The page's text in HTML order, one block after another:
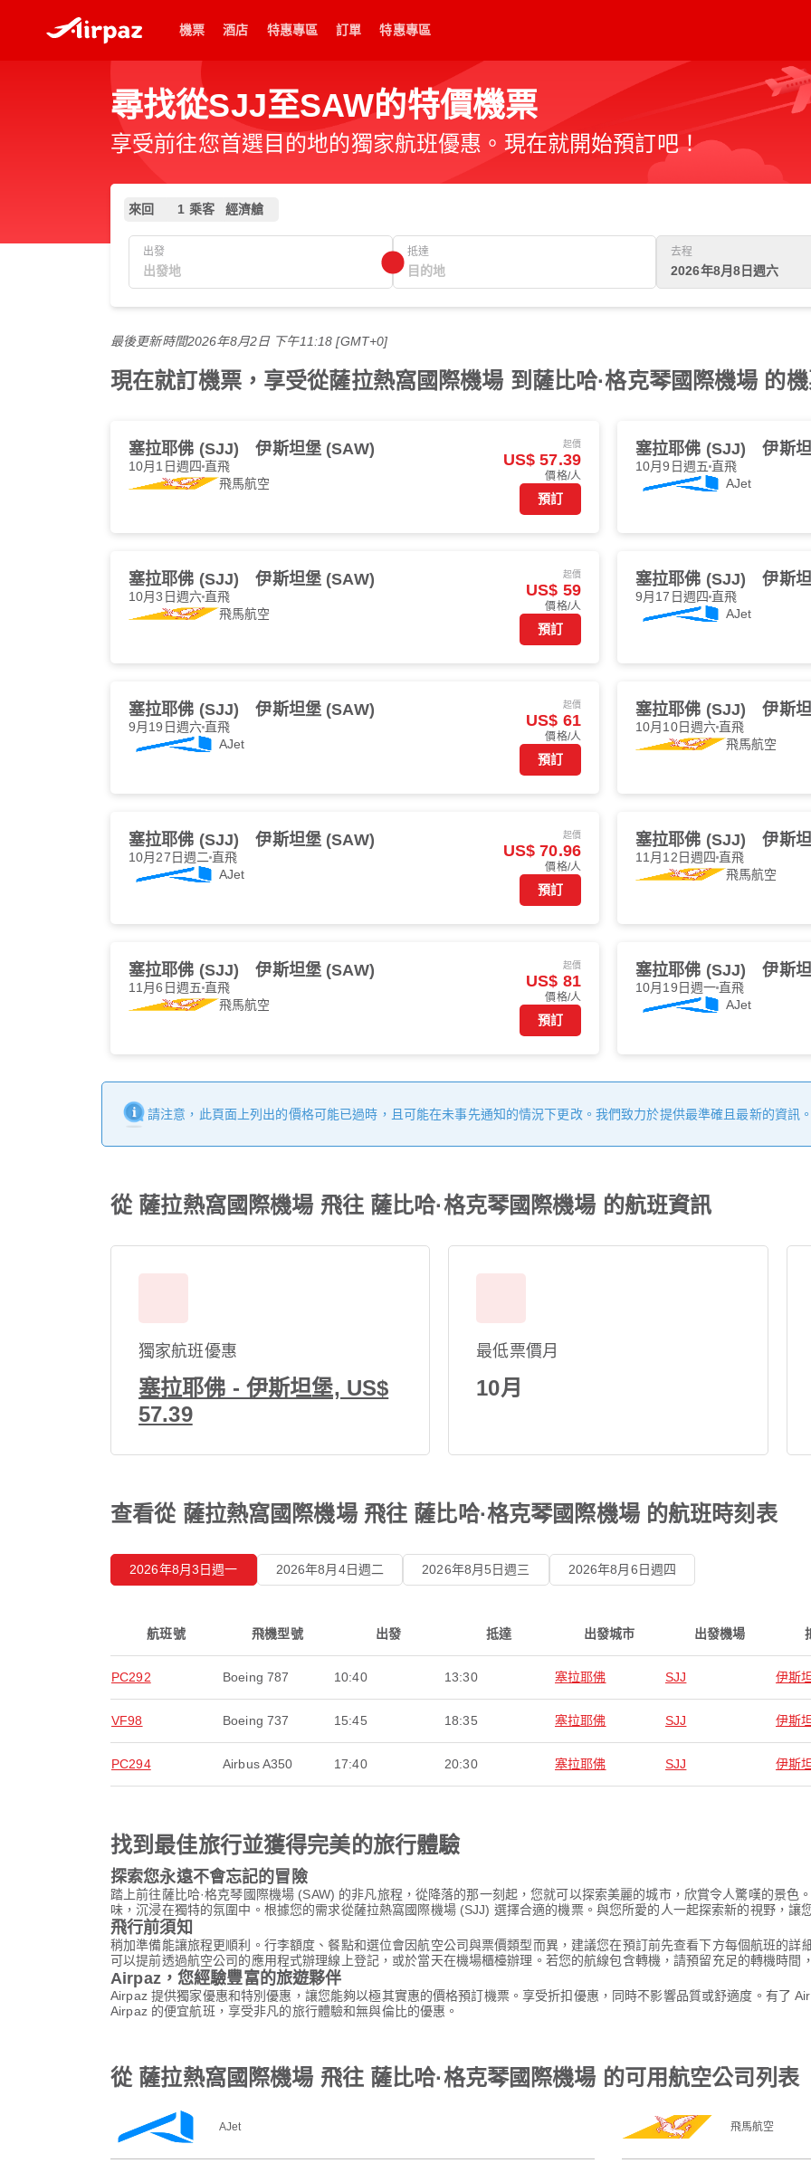
機票 酒店 特惠專區 訂單 特惠專區
尋找從SJJ至SAW的特價機票
享受前往您首選目的地的獨家航班優惠。現在就開始預訂吧！
來回 1 乘客 經濟艙
出發 抵達 去程
2026年8月8日週六
最後更新時間2026年8月2日 下午11:18 [GMT+0]
現在就訂機票，享受從薩拉熱窩國際機場 到薩比哈·格克琴國際機場 的
塞拉耶佛 (SJJ) 伊斯坦堡 (SAW)
10月1日週四 直飛
飛馬航空
起價
US$ 57.39
價格/人
預訂
塞拉耶佛 (SJJ) 伊斯
10月9日週五 直飛
AJet
塞拉耶佛 (SJJ) 伊斯坦堡 (SAW)
10月3日週六直飛
飛馬航空
起價
US$ 59
價格/人
預訂
塞拉耶佛 (SJJ) 伊斯
9月17日週四 直飛
AJet
塞拉耶佛 (SJJ) 伊斯坦堡 (SAW)
9月19日週六直飛
AJet
起價
US$ 61
價格/人
預訂
塞拉耶佛 (SJJ) 伊斯
10月10日週六 直飛
飛馬航空
塞拉耶佛 (SJJ) 伊斯坦堡 (SAW)
10月27日週二 直飛
AJet
起價
US$ 70.96
價格/人
預訂
塞拉耶佛 (SJJ) 伊斯
11月12日週四 直飛
飛馬航空
塞拉耶佛 (SJJ) 伊斯坦堡 (SAW)
11月6日週五 直飛
飛馬航空
起價
US$ 81
價格/人
預訂
塞拉耶佛 (SJJ) 伊斯
10月19日週一 直飛
AJet
請注意，此頁面上列出的價格可能已過時，且可能在未事先通知的情況下更改。我們致力於提供最準確且最新的資訊
從 薩拉熱窩國際機場 飛往 薩比哈·格克琴國際機場 的航班資訊
獨家航班優惠
塞拉耶佛 - 伊斯坦堡, US$
57.39
最低票價月
10月
查看從 薩拉熱窩國際機場 飛往 薩比哈·格克琴國際機場 的航班時刻表
2026年8月3日週一 2026年8月4日週二 2026年8月5日週三 2026年8月6日週四
航班號 飛機型號 出發 抵達 出發城市 出發機場
PC292 Boeing 787 10:40 13:30 塞拉耶佛 SJJ 伊斯
VF98 Boeing 737 15:45 18:35 塞拉耶佛 SJJ 伊斯
PC294 Airbus A350 17:40 20:30 塞拉耶佛 SJJ 伊斯
找到最佳旅行並獲得完美的旅行體驗
探索您永遠不會忘記的冒險
踏上前往薩比哈·格克琴國際機場 (SAW) 的非凡旅程，從降落的那一刻起，您就可以探索美麗的城市，欣賞令人驚嘆的景色
味，沉浸在獨特的氛圍中。根據您的需求從薩拉熱窩國際機場 (SJJ) 選擇合適的機票。與您所愛的人一起探索新的視野，讓
飛行前須知
稍加準備能讓旅程更順利。行李額度、餐點和選位會因航空公司與票價類型而異，建議您在預訂前先查看下方每個航班的詳
可以提前透過航空公司的應用程式辦理線上登記，或於當天在機場櫃檯辦理。若您的航線包含轉機，請預留充足的轉機時間
Airpaz，您經驗豐富的旅遊夥伴
Airpaz 提供獨家優惠和特別優惠，讓您能夠以極其實惠的價格預訂機票。享受折扣優惠，同時不影響品質或舒適度。有了
Airpaz 的便宜航班，享受非凡的旅行體驗和無與倫比的優惠。
從 薩拉熱窩國際機場 飛往 薩比哈·格克琴國際機場 的可用航空公司列表
AJet 飛馬航空